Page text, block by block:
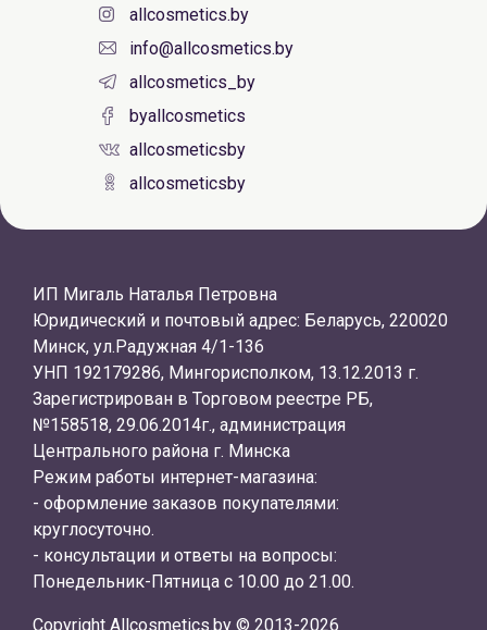
allcosmetics.by
info@allcosmetics.by
allcosmetics_by
byallcosmetics
allcosmeticsby
allcosmeticsby
ИП Мигаль Наталья Петровна
Юридический и почтовый адрес: Беларусь, 220020
Минск, ул.Радужная 4/1-136
УНП 192179286, Мингорисполком, 13.12.2013 г.
Зарегистрирован в Торговом реестре РБ,
№158518, 29.06.2014г., администрация
Центрального района г. Минска
Режим работы интернет-магазина:
- оформление заказов покупателями:
круглосуточно.
- консультации и ответы на вопросы:
Понедельник-Пятница с 10.00 до 21.00.
Copyright Allcosmetics.by © 2013-2026